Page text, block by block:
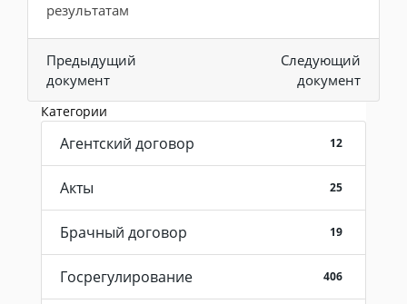
результатам
Предыдущий
документ
Следующий
документ
Категории
Агентский договор 12
Акты 25
Брачный договор 19
Госрегулирование 406